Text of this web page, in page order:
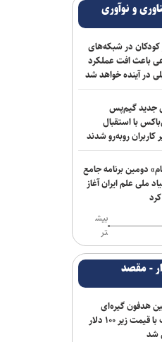
تایید صلاحیت شده
و پرورش اندام/
پرسپولیس
تمدید کرد
روزنامه‌های ورزشی چهارشنبه ۱۴ مرداد
روی دوش تارتار
پرسپولیس از
می‌شود
با تلاشی
سلیمی: کار اصلی
و نوآوری
در شبکه‌های
باعث افت عملکرد
در آینده خواهد شد
جدید گیم‌پس
با استقبال
کاربران روبه‌رو شدند
دومین برنامه جامع
ملی علم ایران آغاز
بیش
تر
- مقصد
هدفون گیره‌ای
ناتینگ با قیمت زیر ۱۰۰ دلار
شد